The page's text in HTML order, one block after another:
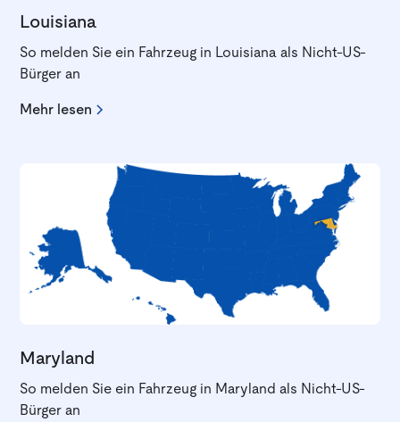
Louisiana
So melden Sie ein Fahrzeug in Louisiana als Nicht-US-
Bürger an
Mehr lesen
Maryland
So melden Sie ein Fahrzeug in Maryland als Nicht-US-
Bürger an